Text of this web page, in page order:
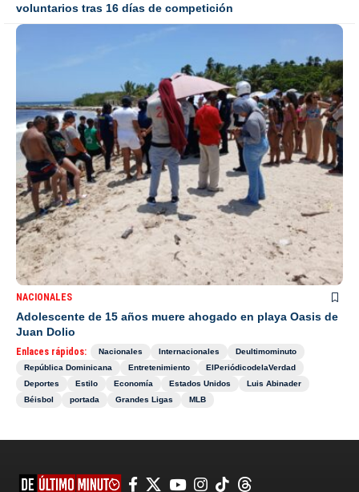
voluntarios tras 16 días de competición
NACIONALES
Adolescente de 15 años muere ahogado en playa Oasis de
Juan Dolio
Enlaces rápidos: Nacionales Internacionales
Deultimominuto
República Dominicana
Entretenimiento
ElPeriódicodelaVerdad
Deportes
Estilo Economía Estados Unidos
Luis Abinader
Béisbol
portada Grandes Ligas MLB